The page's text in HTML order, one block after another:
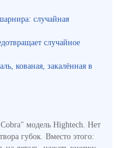
случайная
случайное
кованая, закалённая в
модель Hightech. Нет
губок. Вместо этого: